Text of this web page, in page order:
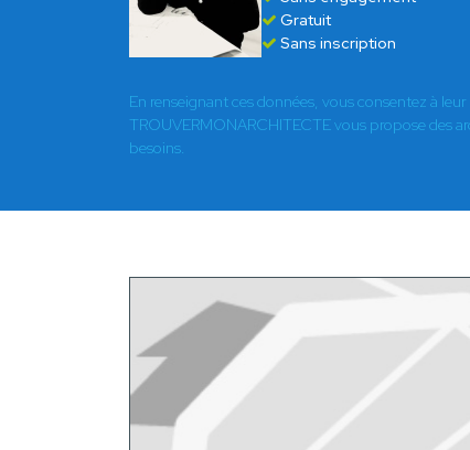
Gratuit
Sans inscription
En renseignant ces données, vous consentez à
TROUVERMONARCHITECTE vous propose des
besoins.